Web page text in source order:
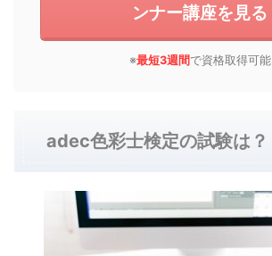
ンナー講座を見る
※最短3週間 で資格取得可能
adec色彩士検定の試験は？